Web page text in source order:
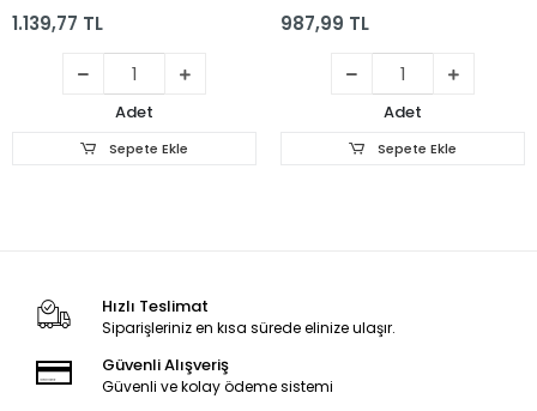
1.139,77 TL
Adet
Sepete Ekle
987,99 TL
Adet
Sepete Ekle
Hızlı Teslimat
Siparişleriniz en kısa sürede elinize ulaşır.
Güvenli Alışveriş
Güvenli ve kolay ödeme sistemi